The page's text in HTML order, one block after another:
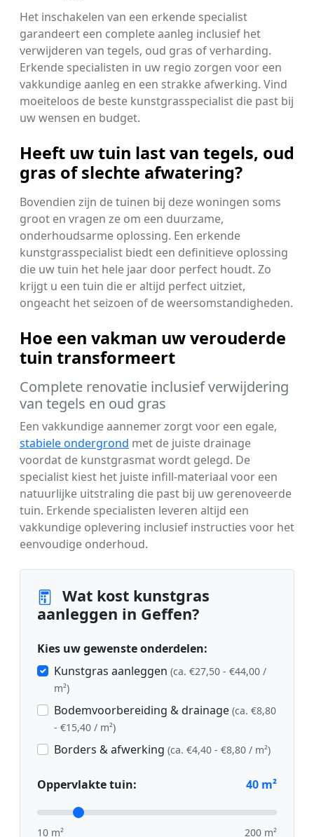
Het inschakelen van een erkende specialist
garandeert een complete aanleg inclusief het
verwijderen van tegels, oud gras of verharding.
Erkende specialisten in uw regio zorgen voor een
vakkundige aanleg en een strakke afwerking. Vind
moeiteloos de beste kunstgrasspecialist die past bij
uw wensen en budget.
Heeft uw tuin last van tegels, oud
gras of slechte afwatering?
Bovendien zijn de tuinen bij deze woningen soms
groot en vragen ze om een duurzame,
onderhoudsarme oplossing. Een erkende
kunstgrasspecialist biedt een definitieve oplossing
die uw tuin het hele jaar door perfect houdt. Zo
krijgt u een tuin die er altijd perfect uitziet,
ongeacht het seizoen of de weersomstandigheden.
Hoe een vakman uw verouderde
tuin transformeert
Complete renovatie inclusief verwijdering
van tegels en oud gras
Een vakkundige aannemer zorgt voor een egale,
stabiele ondergrond met de juiste drainage
voordat de kunstgrasmat wordt gelegd. De
specialist kiest het juiste infill-materiaal voor een
natuurlijke uitstraling die past bij uw gerenoveerde
tuin. Erkende specialisten leveren altijd een
vakkundige oplevering inclusief instructies voor het
eenvoudige onderhoud.
Wat kost kunstgras
aanleggen in Geffen?
Kies uw gewenste onderdelen:
Kunstgras aanleggen (ca. €27,50 - €44,00 /
m²)
Bodemvoorbereiding & drainage (ca. €8,80
- €15,40 / m²)
Borders & afwerking (ca. €4,40 - €8,80 / m²)
Oppervlakte tuin: 40 m²
10 m² 200 m²